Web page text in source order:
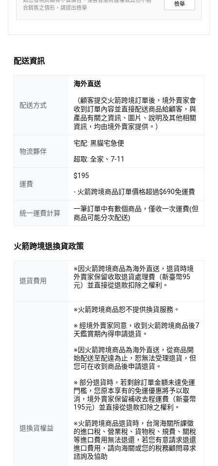
合銷售之情形，請提出檢舉
檢舉
配送資訊
配送方式
海外直送
（顧客提交火箭跨境訂單後，境外賣家會
收到訂單內容並直接配送商品給顧客，與
產品有關之資訊、圖片、說明及其他相關
資訊，均由境外賣家提供。）
物流夥伴
宅配: 黑貓宅急便
超取: 全家、7-11
運費
$195
- 火箭跨境商品訂單價格超過$690免運費
統一運費計算
一筆訂單中有數個商品，僅收一次運費(但
商品可能分次配送)
火箭跨境退換貨政策
退貨費用
※因火箭跨境商品為海外直送，退貨時境
外賣家保留收取退貨處理費（新臺幣95
元）並直接從退款扣除之權利。
退換貨權益
※火箭跨境商品恕不提供換貨服務。
※ 經境外賣家同意，收到火箭跨境商品後7
天鑑賞期內得申請退貨。
※因火箭跨境商品為海外直送，從商品開
始配送至配達為止，恕無法受理退貨，但
您可在收到商品後申請退貨。
※ 部分退貨時，若剩餘訂單金額未達免運
門檻，您原本享有的免運優惠將予以取
消，境外賣家保留補收去程運費（新臺幣
195元）並直接從退款扣除之權利。
※火箭跨境商品退貨時，台灣海關所課徵
的進口稅、營業稅、貨物稅、規費、關稅
等進口費用無法退還，若您有意請求退還
進口費用，請向海關或您的稅務顧問尋求
諮詢及協助